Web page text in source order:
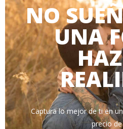
NO
UNA
Captura lo mejor de ti en
precio